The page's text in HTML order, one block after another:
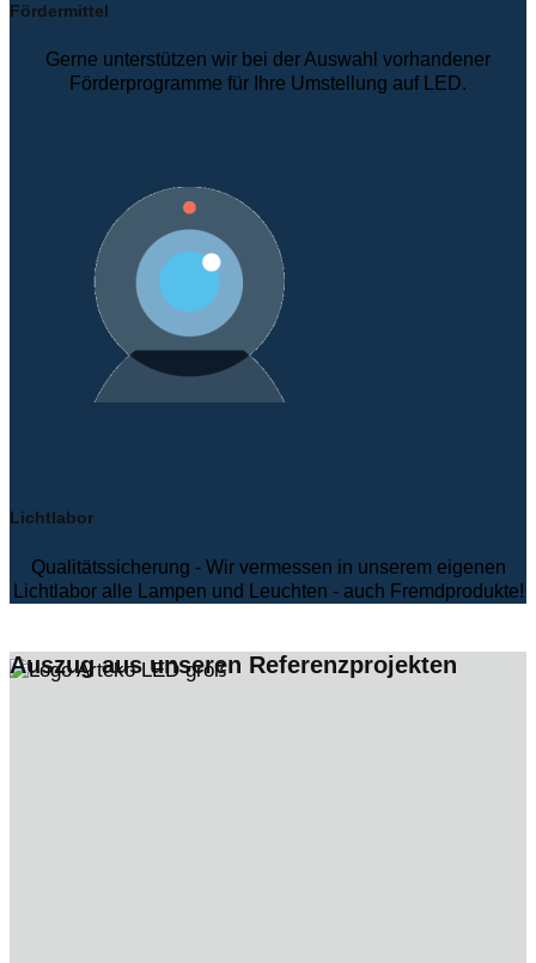
Fördermittel
Gerne unterstützen wir bei der Auswahl vorhandener
Förderprogramme für Ihre Umstellung auf LED.
Lichtlabor
Qualitätssicherung - Wir vermessen in unserem eigenen
Lichtlabor alle Lampen und Leuchten - auch Fremdprodukte!
Auszug aus unseren Referenzprojekten